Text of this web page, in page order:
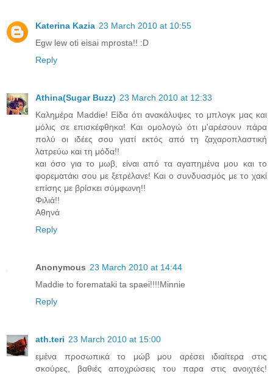
Katerina Kazia 23 March 2010 at 10:55
Egw lew oti eisai mprosta!! :D
Reply
Athina(Sugar Buzz) 23 March 2010 at 12:33
Καλημέρα Maddie! Είδα ότι ανακάλυψες το μπλογκ μας και
μόλις σε επισκέφθηκα! Και ομολογώ ότι μ'αρέσουν πάρα
πολύ οι ιδέες σου γιατί εκτός από τη ζαχαροπλαστική
λατρεύω και τη μόδα!!
και όσο για το μωβ, είναι από τα αγαπημένα μου και το
φορεματάκι σου με ξετρέλανε! Και ο συνδυασμός με το χακί
επίσης με βρίσκει σύμφωνη!!
Φιλιά!!
Αθηνά
Reply
Anonymous 23 March 2010 at 14:44
Maddie to foremataki ta spaei!!!!Minnie
Reply
ath.teri 23 March 2010 at 15:00
εμένα προσωπικά το μώβ μου αρέσει ιδιαίτερα στις
σκούρες, βαθιές αποχρώσεις του παρα στις ανοιχτές!